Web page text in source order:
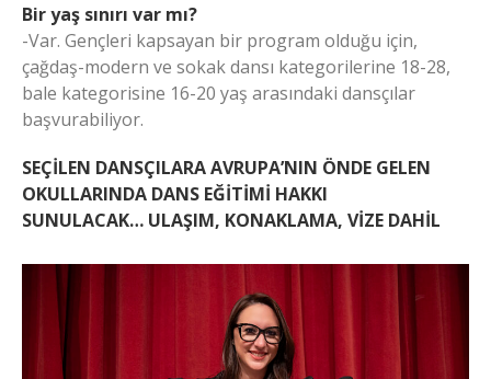
Bir yaş sınırı var mı?
-Var. Gençleri kapsayan bir program olduğu için,
çağdaş-modern ve sokak dansı kategorilerine 18-28,
bale kategorisine 16-20 yaş arasındaki dansçılar
başvurabiliyor.
SEÇİLEN DANSÇILARAAVRUPA’NIN ÖNDE GELEN
OKULLARINDA DANS EĞİTİMİ HAKKI
SUNULACAK… ULAŞIM, KONAKLAMA, VİZE DAHİL